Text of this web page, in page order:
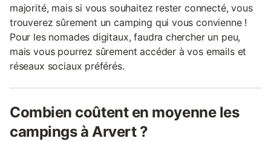
majorité, mais si vous souhaitez rester connecté, vous
trouverez sûrement un camping qui vous convienne !
Pour les nomades digitaux, faudra chercher un peu,
mais vous pourrez sûrement accéder à vos emails et
réseaux sociaux préférés.
Combien coûtent en moyenne les
campings à Arvert ?